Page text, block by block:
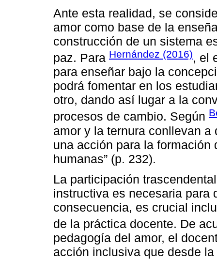
Ante esta realidad, se
amor como base de la
construcción de un sistema
paz. Para Hernández (2016), el
para enseñar bajo la
podrá fomentar en los
otro, dando así lugar a la
procesos de cambio. Según
amor y la ternura conllevan
una acción para la
humanas” (p. 232).
La participación
instructiva es necesaria para
consecuencia, es crucial
de la práctica docente. De
pedagogía del amor, el
acción inclusiva que desde